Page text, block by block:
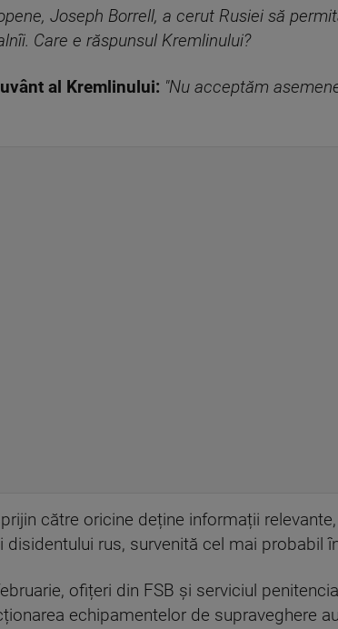
Joseph Borrell, a cerut Rusiei să
Care e răspunsul Kremlinului?
al Kremlinului: "Nu acceptăm
către oricine deține informații
rus, survenită cel mai probabil
ofițeri din FSB și serviciul
echipamentelor de supraveghere